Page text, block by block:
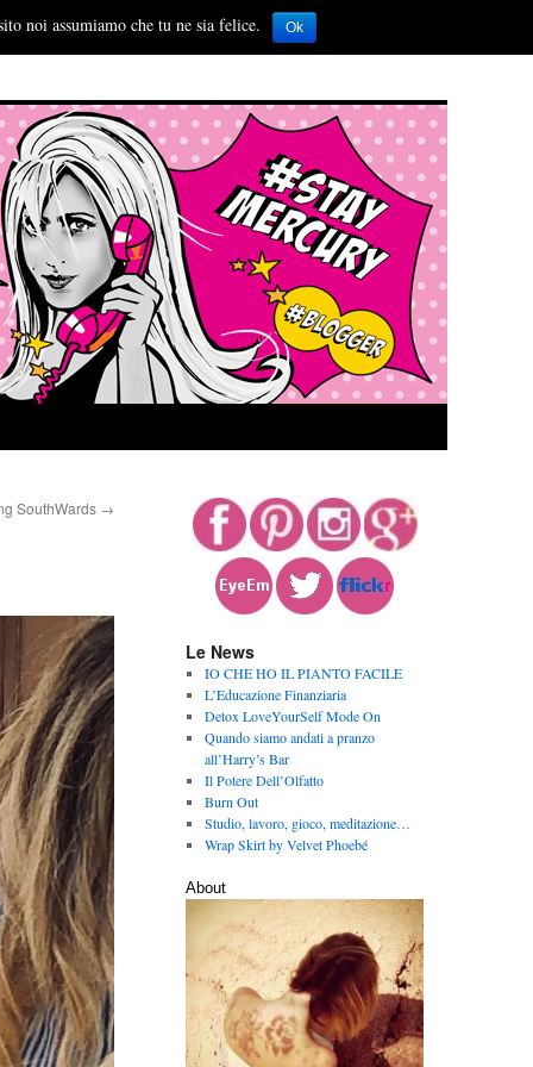
SouthWards →
Le News
IO CHE HO IL PIANTO FACILE
L’Educazione Finanziaria
Detox LoveYourSelf Mode On
Quando siamo andati a pranzo
all’Harry’s Bar
Il Potere Dell’Olfatto
Burn Out
Studio, lavoro, gioco, meditazione…
Wrap Skirt by Velvet Phoebé
About
noi assumiamo che tu ne sia felice. Ok